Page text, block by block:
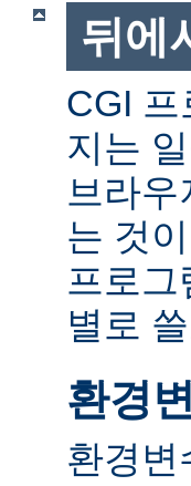
뒤에
CGI
지는
브라우
는 것
프로그
별로
환경
환경변